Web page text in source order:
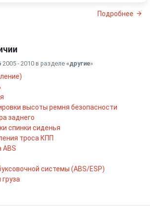
Подробнее
2005 - 2010 в разделе «другие»
высоты ремня безопасности
заднего
спинки сиденья
троса КПП
ABS
системы (ABS/ESP)